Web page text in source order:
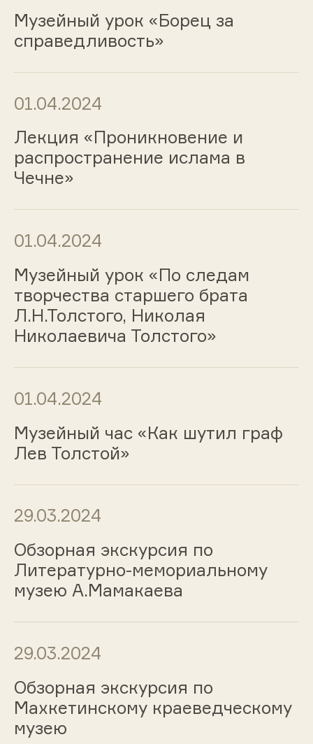
Музейный урок «Борец за
справедливость»
01.04.2024
Лекция «Проникновение и
распространение ислама в
Чечне»
01.04.2024
Музейный урок «По следам
творчества старшего брата
Л.Н.Толстого, Николая
Николаевича Толстого»
01.04.2024
Музейный час «Как шутил граф
Лев Толстой»
29.03.2024
Обзорная экскурсия по
Литературно-мемориальному
музею А.Мамакаева
29.03.2024
Обзорная экскурсия по
Махкетинскому краеведческому
музею